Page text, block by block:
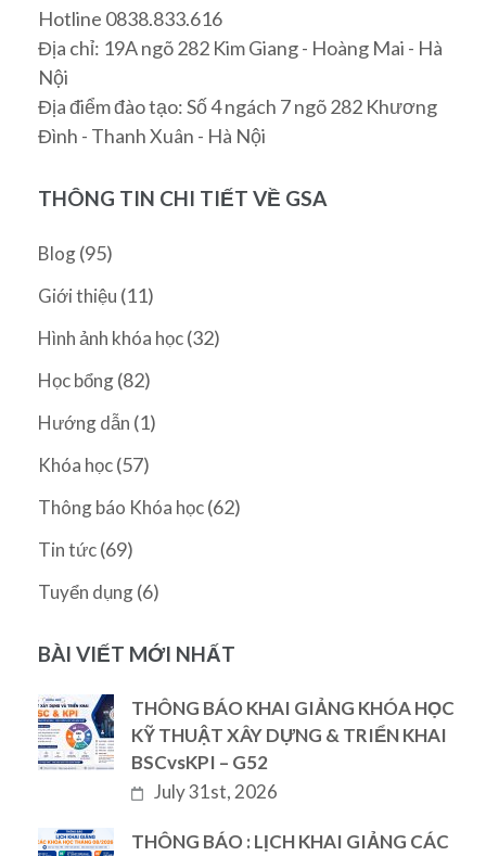
Hotline 0838.833.616
Địa chỉ: 19A ngõ 282 Kim Giang - Hoàng Mai - Hà
Nội
Địa điểm đào tạo: Số 4 ngách 7 ngõ 282 Khương
Đình - Thanh Xuân - Hà Nội
THÔNG TIN CHI TIẾT VỀ GSA
Blog(95)
Giới thiệu (11)
Hình ảnh khóa học(32)
Học bổng(82)
Hướng dẫn (1)
Khóa học(57)
Thông báo Khóa học(62)
Tin tức(69)
Tuyển dụng(6)
BÀI VIẾT MỚI NHẤT
THÔNG BÁO KHAI GIẢNG KHÓA HỌC
KỸ THUẬT XÂY DỰNG & TRIỂN KHAI
BSCvsKPI – G52
July 31st, 2026
THÔNG BÁO : LỊCH KHAI GIẢNG CÁC